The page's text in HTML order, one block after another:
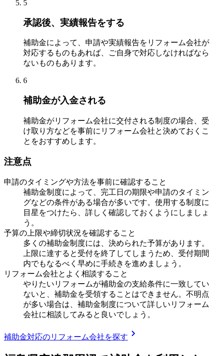
5
承認後、実績報告をする
補助金によって、申請や実績報告をリフォーム会社が
対応するものもあれば、ご自身で対応しなければなら
ないものもあります。
6
補助金が入金される
補助金がリフォーム会社に交付される制度の場合、受
け取り方などを事前にリフォーム会社と決めておくこ
とをおすすめします。
注意点
申請のタイミングや方法を事前に確認すること
補助金制度によって、完工日の期限や申請のタイミン
グなどの条件がある場合が多いです。使用する制度に
目星をつけたら、詳しく確認しておくようにしましょ
う。
予算の上限や締切状況を確認すること
多くの補助金制度には、決められた予算があります。
上限に達すると受付を終了してしまうため、受付期間
内でもなるべく早めに手続きを進めましょう。
リフォーム会社とよく相談すること
やりたいリフォームが補助金の支給条件に一致してい
ないと、補助金を受領することはできません。不明点
が多い場合は、補助金制度について詳しいリフォーム
会社に相談してみると良いでしょう。
補助金対応のリフォーム会社を探す chevron_right